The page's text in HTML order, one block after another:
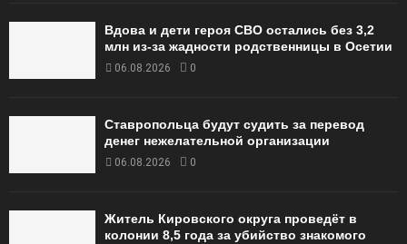
Вдова и дети героя СВО остались без 3,2
млн из-за жадности родственницы в Осетии
06.08.2026 0
Ставропольца будут судить за перевод
денег нежелательной организации
06.08.2026 0
Житель Кировского округа проведёт в
колонии 8,5 года за убийство знакомого